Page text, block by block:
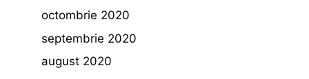
octombrie 2020
septembrie 2020
august 2020